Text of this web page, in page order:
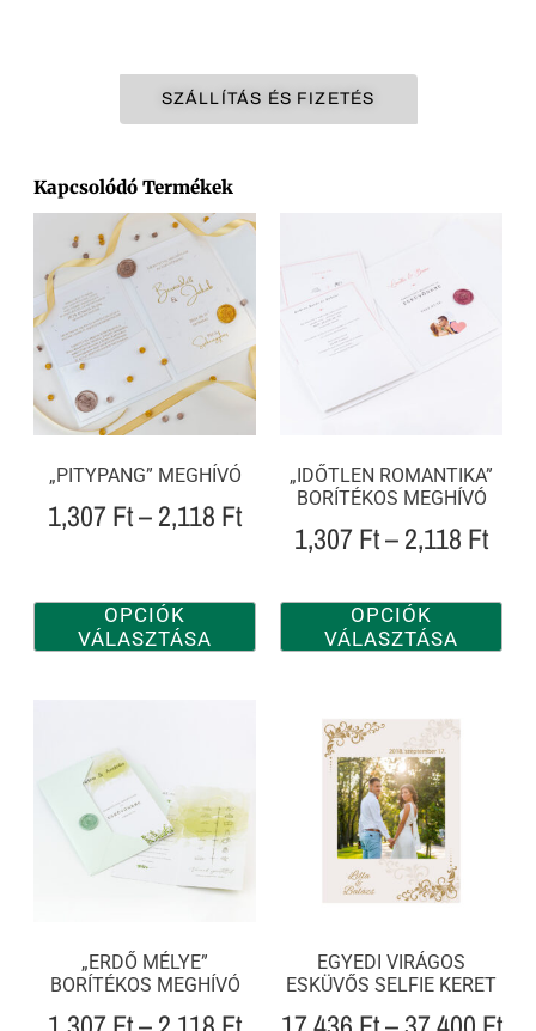
SZÁLLÍTÁS ÉS FIZETÉS
Kapcsolódó Termékek
„PITYPANG” MEGHÍVÓ
1,307Ft–2,118 Ft
OPCIÓK
VÁLASZTÁSA
„IDŐTLEN ROMANTIKA”
BORÍTÉKOS MEGHÍVÓ
1,307Ft–2,118 Ft
OPCIÓK
VÁLASZTÁSA
„ERDŐ MÉLYE”
BORÍTÉKOS MEGHÍVÓ
EGYEDI VIRÁGOS
ESKÜVŐS SELFIE KERET